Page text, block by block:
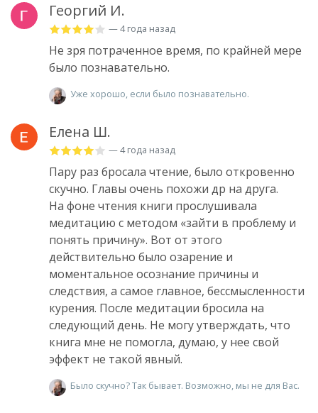
Георгий И.
— 4 года назад
Не зря потраченное время, по крайней мере
было познавательно.
Уже хорошо, если было познавательно.
Елена Ш.
— 4 года назад
Пару раз бросала чтение, было откровенно
скучно. Главы очень похожи др на друга.
На фоне чтения книги прослушивала
медитацию с методом «зайти в проблему и
понять причину». Вот от этого
действительно было озарение и
моментальное осознание причины и
следствия, а самое главное, бессмысленности
курения. После медитации бросила на
следующий день. Не могу утверждать, что
книга мне не помогла, думаю, у нее свой
эффект не такой явный.
Было скучно? Так бывает. Возможно, мы не для Вас.